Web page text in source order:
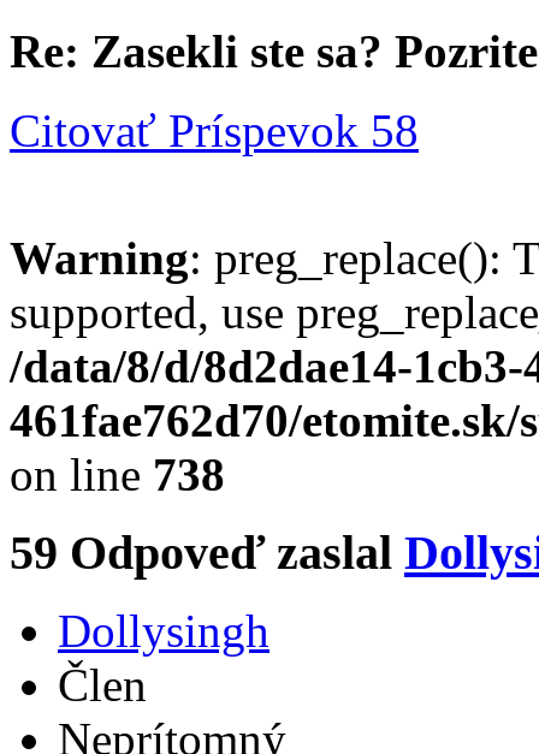
Re: Zasekli ste sa?
Citovať Príspevok 58
Warning: preg_replace():
supported, use
/data/8/d/8d2dae14-1cb3-
461fae762d70/
on line 738
59 Odpoveď zaslal
Dollysingh
Člen
Neprítomný